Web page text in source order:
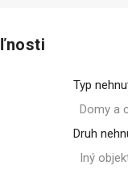
Typ
Domy a
Druh
Iný